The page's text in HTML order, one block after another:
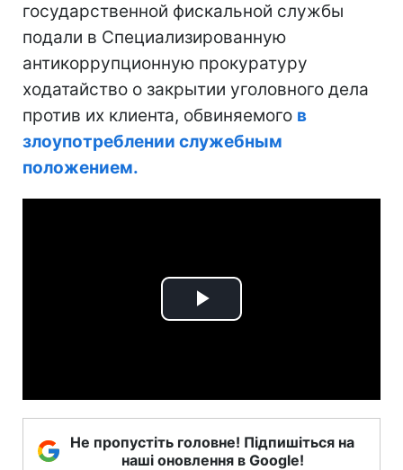
государственной фискальной службы
подали в Специализированную
антикоррупционную прокуратуру
ходатайство о закрытии уголовного дела
против их клиента, обвиняемого в
злоупотреблении служебным
положением.
Play
Не пропустіть головне! Підпишіться на
наші оновлення в Google!